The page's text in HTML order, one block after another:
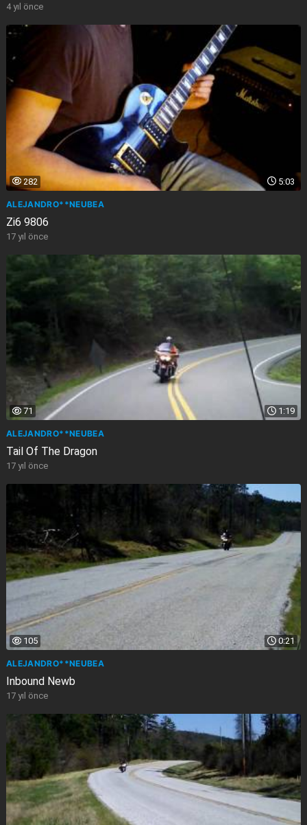
4 yıl önce
5:03
282
ALEJANDRO**NEUBEA
Zi6 9806
17 yıl önce
1:19
71
ALEJANDRO**NEUBEA
Tail Of The Dragon
17 yıl önce
0:21
105
ALEJANDRO**NEUBEA
Inbound Newb
17 yıl önce